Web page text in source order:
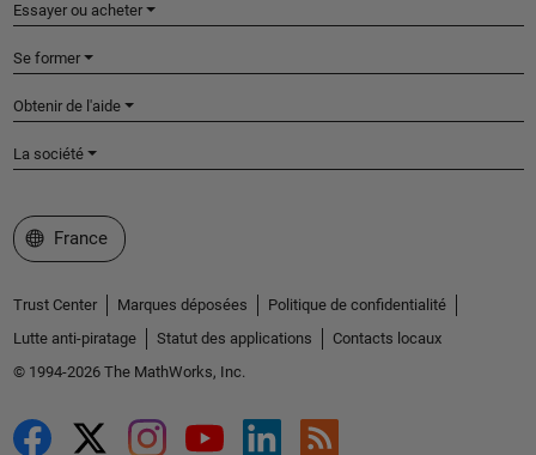
Essayer ou acheter
Se former
Obtenir de l'aide
La société
Sélectionner un site web
France
Trust Center Marques déposées
Politique de confidentialité
Lutte anti-piratage
Statut des applications
Contacts locaux
© 1994-2026 The MathWorks, Inc.